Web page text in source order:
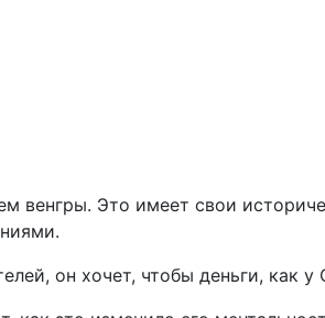
венгры. Это имеет свои
он хочет, чтобы деньги, как у